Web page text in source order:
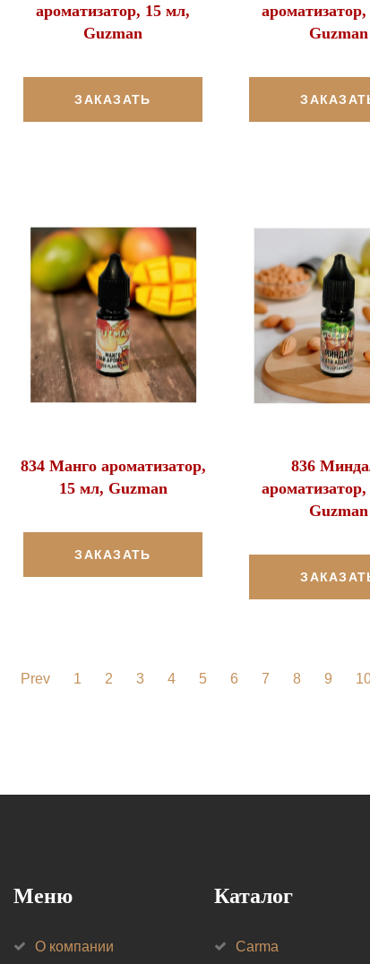
ароматизатор, 15 мл,
Guzman
ЗАКАЗАТЬ
Guzman
834 Манго ароматизатор,
15 мл, Guzman
ЗАКАЗАТЬ
836
Guzman
Prev 1 2 3 4 5 6 7 8 9
Меню
О компании
Каталог
Carma